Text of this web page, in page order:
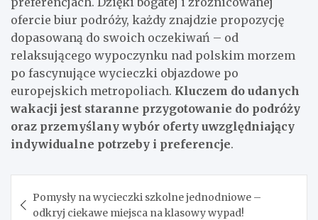
ofercie biur podróży, każdy znajdzie propozycję
dopasowaną do swoich oczekiwań – od
relaksującego wypoczynku nad polskim morzem
po fascynujące wycieczki objazdowe po
europejskich metropoliach. Kluczem do udanych
wakacji jest staranne przygotowanie do podróży
oraz przemyślany wybór oferty uwzględniający
indywidualne potrzeby i preferencje.
wpisu
Pomysły na wycieczki szkolne jednodniowe –
odkryj ciekawe miejsca na klasowy wypad!